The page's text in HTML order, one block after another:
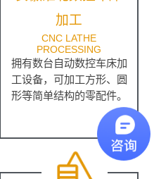
加工
CNC LATHE
PROCESSING
拥有数台自动数控车床加
工设备，可加工方形、圆
形等简单结构的零配件。